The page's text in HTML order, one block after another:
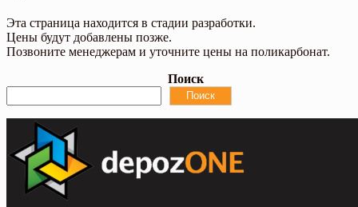
Эта страница находится в стадии разработки.
Цены будут добавлены позже.
Позвоните менеджерам и уточните цены на поликарбонат.
Поиск
Поиск